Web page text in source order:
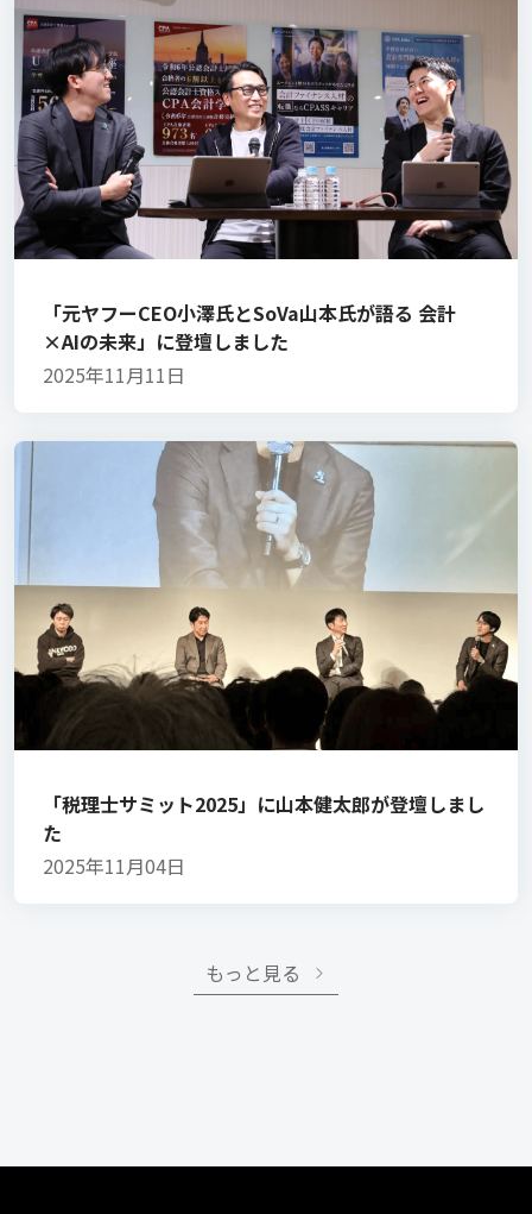
「元ヤフーCEO小澤氏とSoVa山本氏が語る 会計
×AIの未来」に登壇しました
2025年11月11日
「税理士サミット2025」に山本健太郎が登壇しまし
た
2025年11月04日
もっと見る